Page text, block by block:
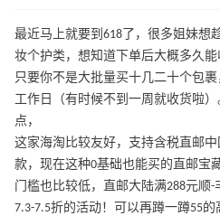
最近马上就要到618了，很多姐妹想
妆个护类，想知道下单后大概多久能
只要你不是大批量买十几二十个包
工作日（有时候不到一周就收货啦
点，
这家海淘比较友好，支持含税直邮
款，现在这种0基础也能买的直邮宝
门槛也比较低，直邮大陆满288元顺
7.3-7.5折的活动！可以再蹲一蹲55的